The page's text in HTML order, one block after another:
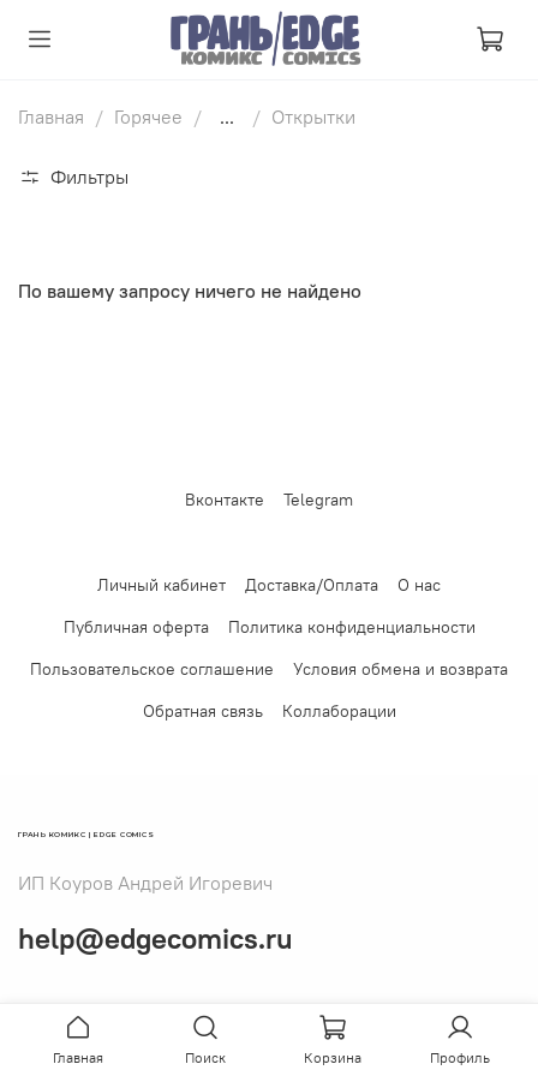
Главная Горячее ... Открытки
Фильтры
По вашему запросу ничего не найдено
Вконтакте Telegram
Личный кабинет Доставка/Оплата
О нас
Публичная оферта
Политика конфиденциальности
Пользовательское соглашение
Условия обмена и возврата
Обратная связь
Коллаборации
ГРАНЬ КОМИКС | EDGE COMICS
ИП Коуров Андрей Игоревич
help@edgecomics.ru
Главная Поиск Корзина Профиль